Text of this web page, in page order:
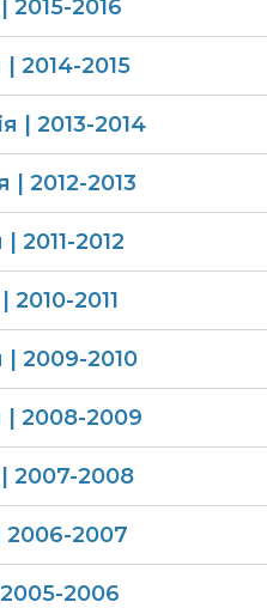
2016
2014-​2015
| 2013-2014​
2012-2013
2011-2012
2011
| 2009-2010
| 2008-2009
2007-2008
2006-2007
2006